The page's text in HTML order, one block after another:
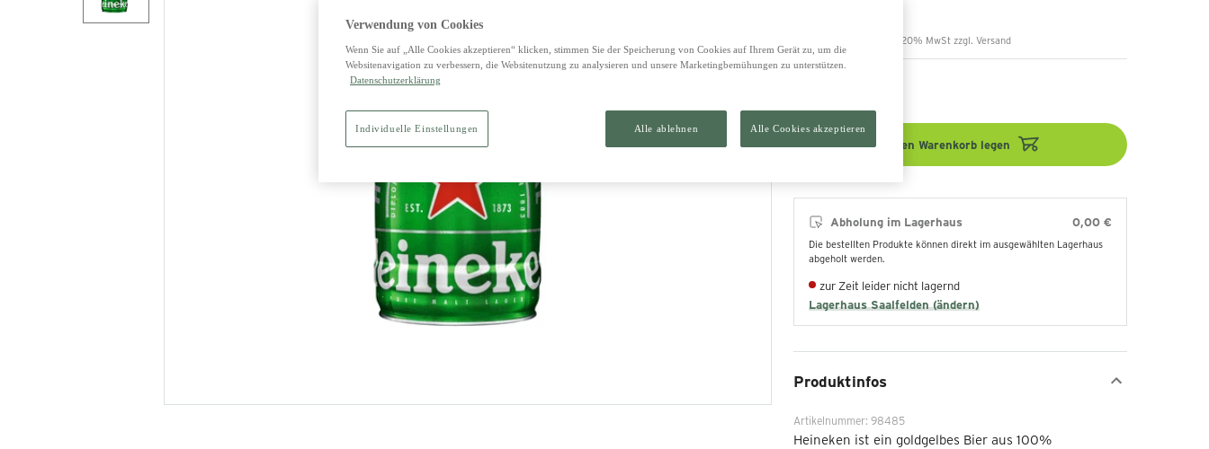
13,99 € inkl. 20% MwSt zzgl. Versand
0,50 LT = 1,40 EURO
In den Warenkorb legen
Abholung im Lagerhaus 0,00 €
Die bestellten Produkte können direkt im ausgewählten Lagerhaus
abgeholt werden.
zur Zeit leider nicht lagernd
Lagerhaus Saalfelden (ändern)
Produktinfos
Artikelnummer: 98485
Heineken ist ein goldgelbes Bier aus 100%
Verwendung von Cookies
Wenn Sie auf „Alle Cookies akzeptieren“ klicken, stimmen Sie der Speicherung von Cookies auf Ihrem Gerät zu, um die
Websitenavigation zu verbessern, die Websitenutzung zu analysieren und unsere Marketingbemühungen zu unterstützen.
Datenschutzerklärung
Alle ablehnen Alle Cookies akzeptieren
Individuelle Einstellungen